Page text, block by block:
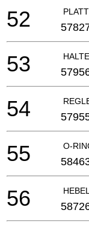
52
53
54
O-
55
56